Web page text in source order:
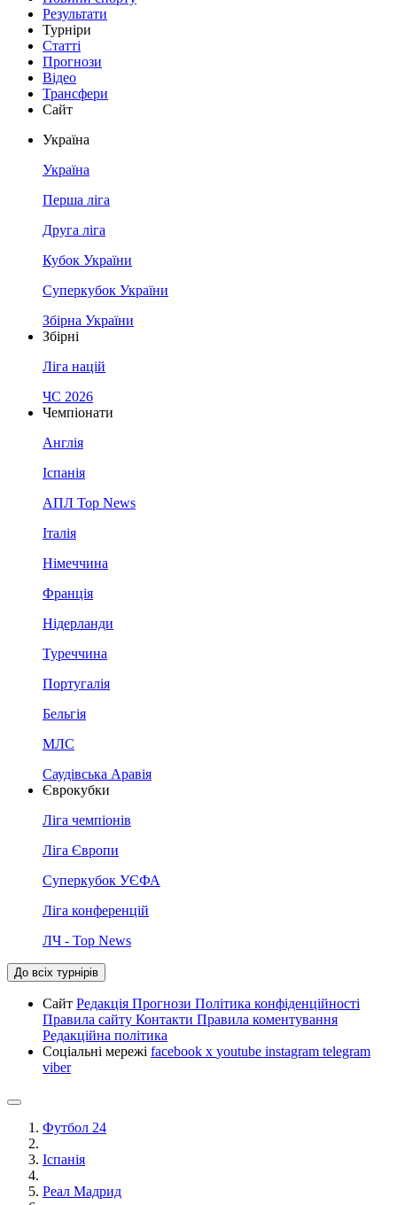
Результати
Турніри
Статті
Прогнози
Відео
Трансфери
Сайт
Україна
Україна
Перша ліга
Друга ліга
Кубок України
Суперкубок України
Збірна України
Збірні
Ліга націй
ЧС 2026
Чемпіонати
Англія
Іспанія
АПЛ Top News
Італія
Німеччина
Франція
Нідерланди
Туреччина
Португалія
Бельгія
МЛС
Саудівська Аравія
Єврокубки
Ліга чемпіонів
Ліга Європи
Суперкубок УЄФА
Ліга конференцій
ЛЧ - Top News
До всіх турнірів
Сайт Редакція Прогнози Політика конфіденційності
Правила сайту Контакти Правила коментування
Редакційна політика
Соціальні мережі facebook x youtube instagram telegram
viber
Футбол 24
Іспанія
Реал Мадрид